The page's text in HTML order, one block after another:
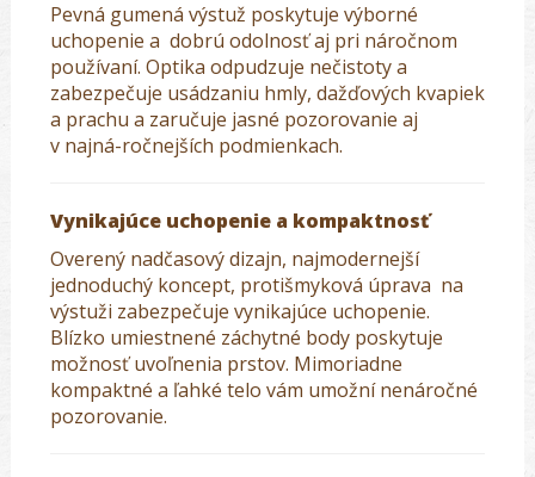
Pevná gumená výstuž poskytuje výborné
uchopenie a dobrú odolnosť aj pri náročnom
používaní. Optika odpudzuje nečistoty a
zabezpečuje usádzaniu hmly, dažďových kvapiek
a prachu a zaručuje jasné pozorovanie aj
v najná-ročnejších podmienkach.
Vynikajúce uchopenie a kompaktnosť
Overený nadčasový dizajn, najmodernejší
jednoduchý koncept, protišmyková úprava na
výstuži zabezpečuje vynikajúce uchopenie.
Blízko umiestnené záchytné body poskytuje
možnosť uvoľnenia prstov. Mimoriadne
kompaktné a ľahké telo vám umožní nenáročné
pozorovanie.